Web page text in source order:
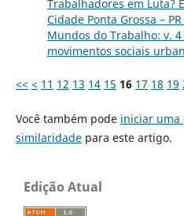
Trabalhadores em Luta?
Cidade Ponta Grossa –
Mundos do Trabalho: v.
movimentos sociais
<< < 11 12 13 14 15 16 17 18 19
Você também pode iniciar uma
similaridadepara este artigo.
Edição Atual